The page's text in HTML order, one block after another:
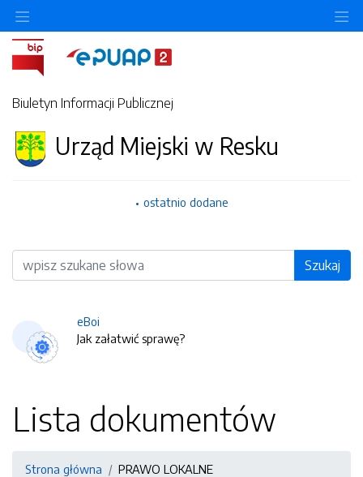
Biuletyn Informacji Publicznej
Urząd Miejski w Resku
ostatnio dodane
Wyszukiwarka Szukaj
eBoi
Jak załatwić sprawę?
Lista dokumentów
Strona główna
PRAWO LOKALNE